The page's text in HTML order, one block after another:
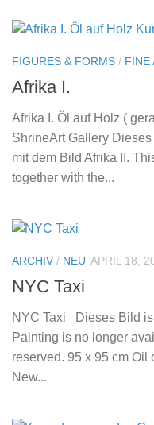
FIGURES & FORMS / FINE
Afrika I.
Afrika I. Öl auf Holz (
ShrineArt Gallery
mit dem Bild Afrika II.
together with the...
ARCHIV / NEU APRIL 18,
NYC Taxi
NYC Taxi Dieses Bild
Painting is no longer
reserved. 95 x 95 cm Oil
New...